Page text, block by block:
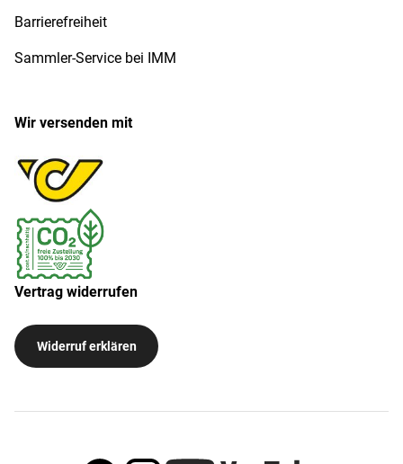
Barrierefreiheit
Sammler-Service bei IMM
Wir versenden mit
Vertrag widerrufen
Widerruf erklären